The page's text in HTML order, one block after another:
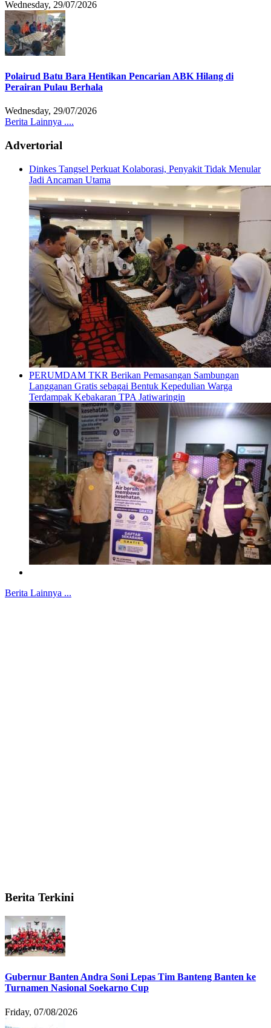
Wednesday, 29/07/2026
Polairud Batu Bara Hentikan Pencarian ABK Hilang di
Perairan Pulau Berhala
Wednesday, 29/07/2026
Berita Lainnya ....
Advertorial
Dinkes Tangsel Perkuat Kolaborasi, Penyakit Tidak Menular
Jadi Ancaman Utama
PERUMDAM TKR Berikan Pemasangan Sambungan
Langganan Gratis sebagai Bentuk Kepedulian Warga
Terdampak Kebakaran TPA Jatiwaringin
Berita Lainnya ...
Berita Terkini
Gubernur Banten Andra Soni Lepas Tim Banteng Banten ke
Turnamen Nasional Soekarno Cup
Friday, 07/08/2026